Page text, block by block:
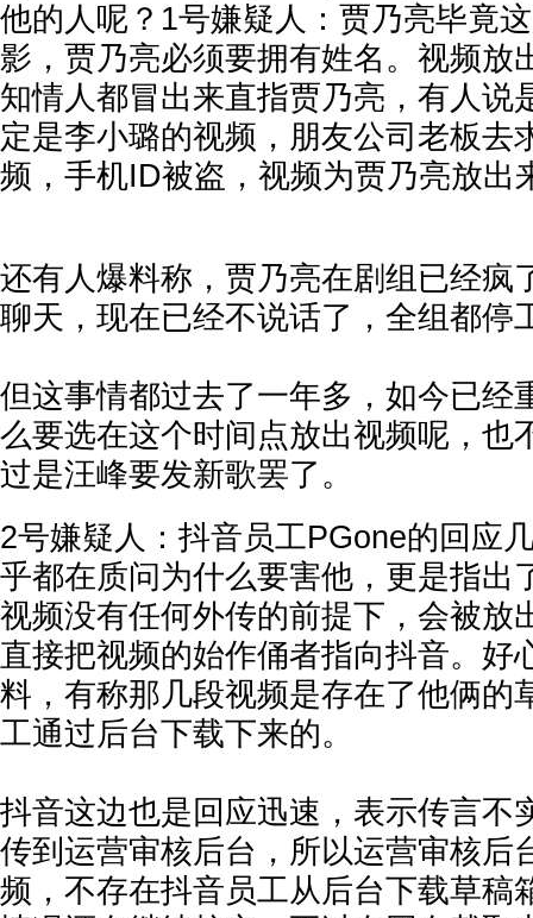
他的人呢？1号嫌疑人：贾乃亮毕竟
影，贾乃亮必须要拥有姓名。视频放
知情人都冒出来直指贾乃亮，有人说
定是李小璐的视频，朋友公司老板去
频，手机ID被盗，视频为贾乃亮放出
还有人爆料称，贾乃亮在剧组已经疯
聊天，现在已经不说话了，全组都停
但这事情都过去了一年多，如今已经
么要选在这个时间点放出视频呢，也
过是汪峰要发新歌罢了。
2号嫌疑人：抖音员工PGone的回应
乎都在质问为什么要害他，更是指出
视频没有任何外传的前提下，会被放
直接把视频的始作俑者指向抖音。好
料，有称那几段视频是存在了他俩的
工通过后台下载下来的。
抖音这边也是回应迅速，表示传言不
传到运营审核后台，所以运营审核后
频，不存在抖音员工从后台下载草稿